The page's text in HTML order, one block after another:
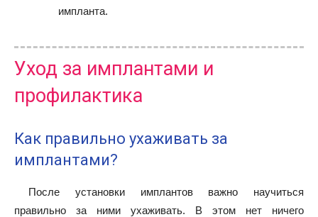
импланта.
Уход за имплантами и
профилактика
Как правильно ухаживать за
имплантами?
После установки имплантов важно научиться
правильно за ними ухаживать. В этом нет ничего